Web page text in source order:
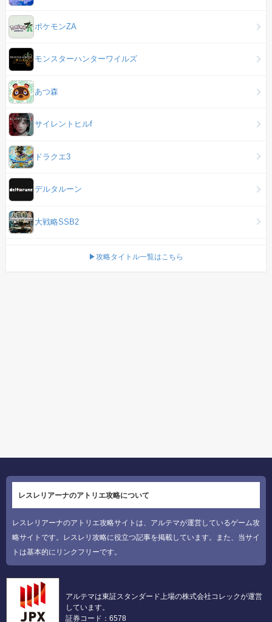
ポケモンZA
モンスターハンターワイルズ
あつ森
サイレントヒルf
ドラクエ3
デルタルーン
大戦略SSB2
▶攻略タイトル一覧はこちら
レスレリアーナのアトリエ攻略について
レスレリアーナのアトリエ攻略サイトは、アルテマが運営しているゲーム攻
略サイトです。レスレリ攻略に役立つ記事を掲載しています。また、当サイ
トは基本的にリンクフリーです。
アルテマは東証スタンダード上場の株式会社コレックが運営
しています。
証券コード：6578